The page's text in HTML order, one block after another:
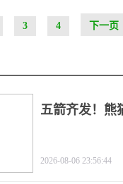
3 4 下一页
五箭齐发！熊
2026-08-06 23:56:44